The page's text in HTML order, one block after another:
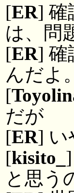
[ER] 確
は、問
[ER] 確
んだよ。
[
だが
[ER] い
[kisito_
と思う